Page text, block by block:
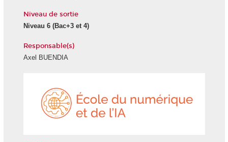
Niveau de sortie
Niveau 6 (Bac+3 et 4)
Responsable(s)
Axel BUENDIA